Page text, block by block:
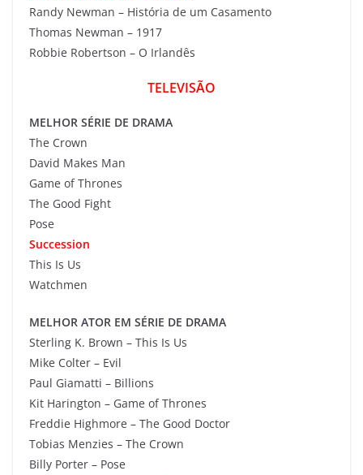
Randy Newman – História de um Casamento
Thomas Newman – 1917
Robbie Robertson – O Irlandês
TELEVISÃO
MELHOR SÉRIE DE DRAMA
The Crown
David Makes Man
Game of Thrones
The Good Fight
Pose
Succession
This Is Us
Watchmen
MELHOR ATOR EM SÉRIE DE DRAMA
Sterling K. Brown – This Is Us
Mike Colter – Evil
Paul Giamatti – Billions
Kit Harington – Game of Thrones
Freddie Highmore – The Good Doctor
Tobias Menzies – The Crown
Billy Porter – Pose